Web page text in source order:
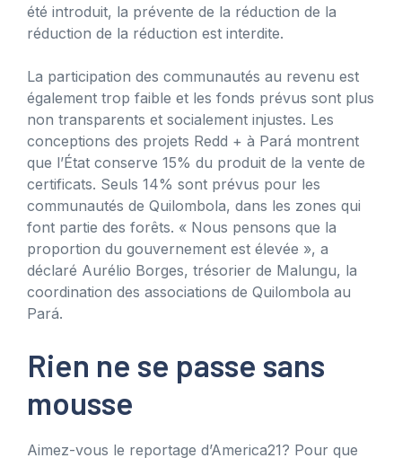
été introduit, la prévente de la réduction de la
réduction de la réduction est interdite.
La participation des communautés au revenu est
également trop faible et les fonds prévus sont plus
non transparents et socialement injustes. Les
conceptions des projets Redd + à Pará montrent
que l’État conserve 15% du produit de la vente de
certificats. Seuls 14% sont prévus pour les
communautés de Quilombola, dans les zones qui
font partie des forêts. « Nous pensons que la
proportion du gouvernement est élevée », a
déclaré Aurélio Borges, trésorier de Malungu, la
coordination des associations de Quilombola au
Pará.
Rien ne se passe sans
mousse
Aimez-vous le reportage d’America21? Pour que